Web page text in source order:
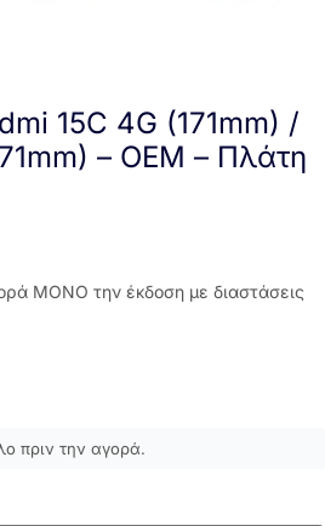
15C 4G (171mm) /
– OEM – Πλάτη
ΜΟΝΟ την έκδοση με διαστάσεις
πριν την αγορά.